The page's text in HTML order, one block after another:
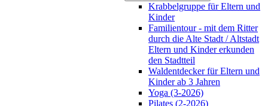
Krabbelgruppe für Eltern und
Kinder
Familientour - mit dem Ritter
durch die Alte Stadt / Altstadt
Eltern und Kinder erkunden
den Stadtteil
Waldentdecker für Eltern und
Kinder ab 3 Jahren
Yoga (3-2026)
Pilates (2-2026)